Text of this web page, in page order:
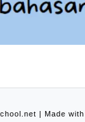
| Made with